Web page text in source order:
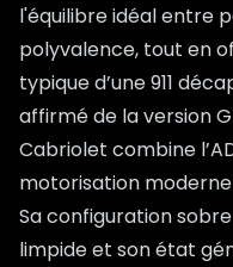
l'équilibre idéal entre
polyvalence, tout en
typique d’une 911
affirmé de la version
Cabriolet combine
motorisation
Sa configuration
limpide et son état